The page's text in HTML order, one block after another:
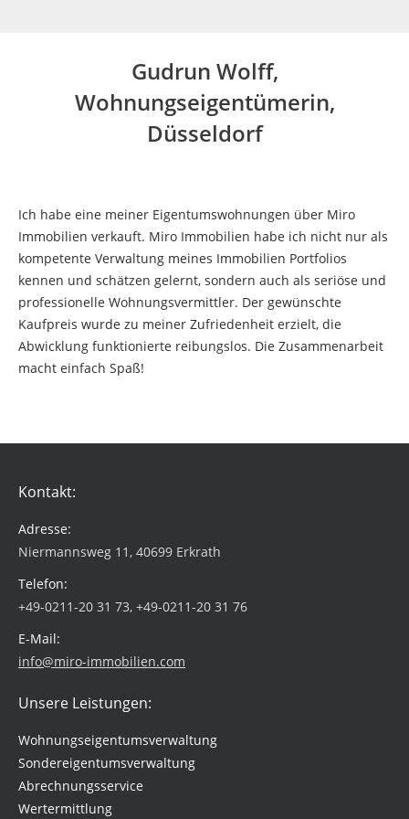
Gudrun Wolff,
Wohnungseigentümerin,
Düsseldorf
Ich habe eine meiner Eigentumswohnungen über Miro
Immobilien verkauft. Miro Immobilien habe ich nicht nur als
kompetente Verwaltung meines Immobilien Portfolios
kennen und schätzen gelernt, sondern auch als seriöse und
professionelle Wohnungsvermittler. Der gewünschte
Kaufpreis wurde zu meiner Zufriedenheit erzielt, die
Abwicklung funktionierte reibungslos. Die Zusammenarbeit
macht einfach Spaß!
Kontakt:
Adresse:
Niermannsweg 11, 40699 Erkrath
Telefon:
+49-0211-20 31 73, +49-0211-20 31 76
E-Mail:
info@miro-immobilien.com
Unsere Leistungen:
Wohnungseigentumsverwaltung
Sondereigentumsverwaltung
Abrechnungsservice
Wertermittlung